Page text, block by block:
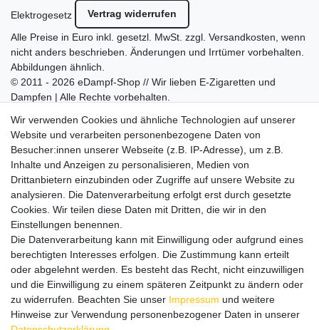
Elektrogesetz
Vertrag widerrufen
Alle Preise in Euro inkl. gesetzl. MwSt. zzgl. Versandkosten, wenn
nicht anders beschrieben. Änderungen und Irrtümer vorbehalten.
Abbildungen ähnlich.
© 2011 - 2026 eDampf-Shop // Wir lieben E-Zigaretten und
Dampfen | Alle Rechte vorbehalten.
mit vielen spannenden Artikeln.
Bitte entschuldigen Sie, wenn wir telefonisch wegen hoher
betrieblicher Auslastung nicht erreichbar sein sollten.
Schreiben Sie uns gerne eine E-Mail mit Ihrer Telefonnummer
und der Bitte um Rückruf.
Wir rufen Sie schnellstmöglich zurück.
Wir versenden in die folgenden Länder
Versandkostenfrei (DE) ab 69 €
Wir verwenden Cookies und ähnliche Technologien auf unserer
Website und verarbeiten personenbezogene Daten von
Besucher:innen unserer Webseite (z.B. IP-Adresse), um z.B.
Inhalte und Anzeigen zu personalisieren, Medien von
Drittanbietern einzubinden oder Zugriffe auf unsere Website zu
analysieren. Die Datenverarbeitung erfolgt erst durch gesetzte
Cookies. Wir teilen diese Daten mit Dritten, die wir in den
Einstellungen benennen.
Die Datenverarbeitung kann mit Einwilligung oder aufgrund eines
berechtigten Interesses erfolgen. Die Zustimmung kann erteilt
oder abgelehnt werden. Es besteht das Recht, nicht einzuwilligen
und die Einwilligung zu einem späteren Zeitpunkt zu ändern oder
zu widerrufen. Beachten Sie unser Impressum und weitere
Hinweise zur Verwendung personenbezogener Daten in unserer